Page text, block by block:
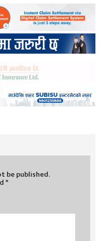
be published.
*